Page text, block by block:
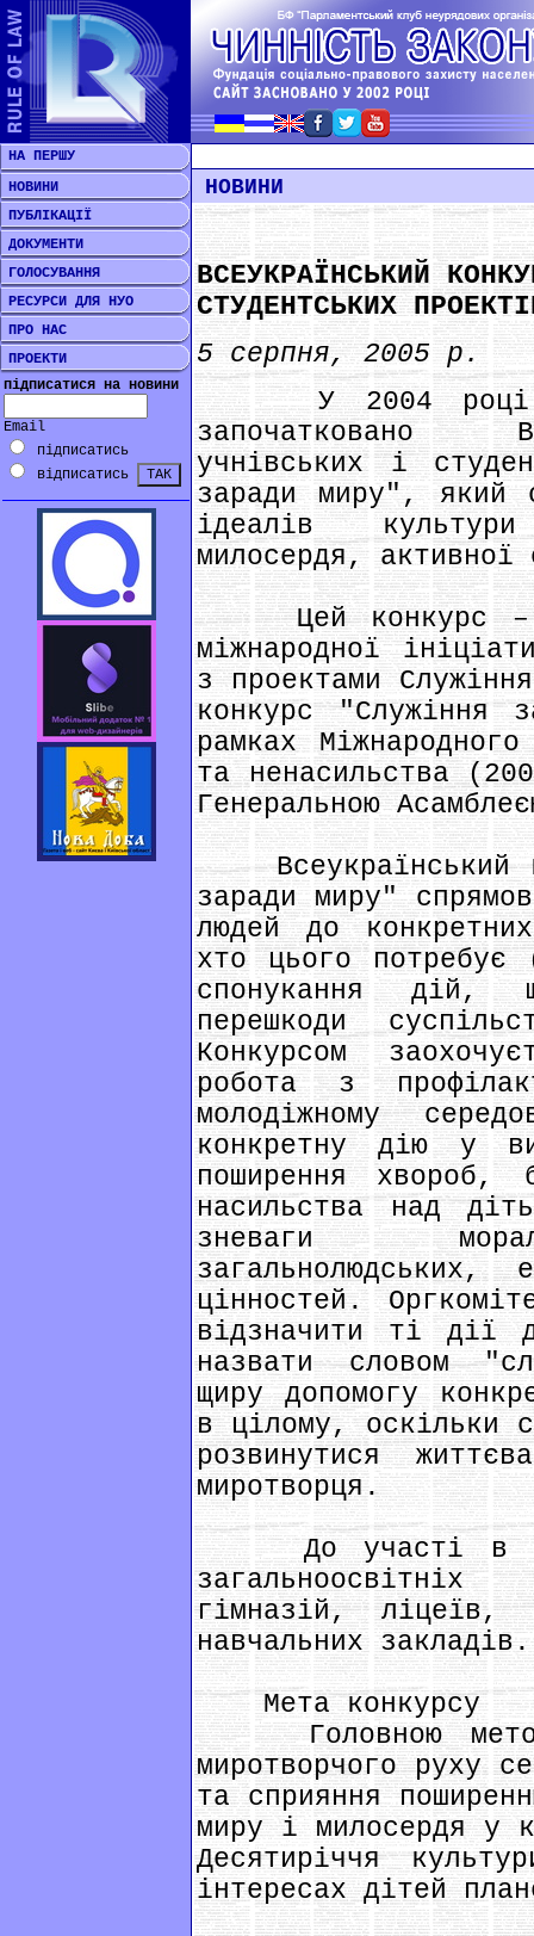
НА ПЕРШУ
НОВИНИ
ПУБЛІКАЦІЇ
ДОКУМЕНТИ
ГОЛОСУВАННЯ
РЕСУРСИ ДЛЯ НУО
ПРО НАС
ПРОЕКТИ
підписатися на новини
Email
підписатись
відписатись
НОВИНИ
ВСЕУКРАЇНСЬКИЙ
СТУДЕНТСЬКИХ
5 серпня, 2005 р.
У 2004 році
започатковано
учнівських і
заради миру", який
ідеалів
милосердя, активної
Цей конкурс –
міжнародної
з проектами
конкурс "Служіння
рамках
та ненасильства
Генеральною
Всеукраїнський
заради миру"
людей до
хто цього потребує
спонукання дій,
перешкоди
Конкурсом
робота з
молодіжному
конкретну дію у
поширення хвороб,
насильства над
зневаги
загальнолюдських,
цінностей.
відзначити ті дії
назвати словом
щиру допомогу
в цілому, оскільки
розвинутися
миротворця.
До участі в
гімназій, ліцеїв,
навчальних закладів.
Мета конкурсу
Головною метою
миротворчого руху
та сприяння
миру і милосердя у
Десятиріччя
інтересах дітей